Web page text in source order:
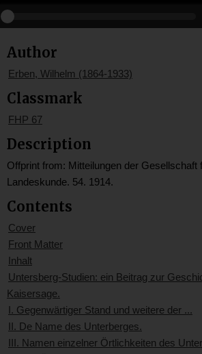
Author
Erben, Wilhelm (1864-1933)
Classmark
FHP 67
Description
Offprint from: Mitteilungen der Gesellschaft
Landeskunde. 54. 1914.
Contents
Cover
Front Matter
Inhalt
Untersberg-Studien: ein Beitrag zur
Kaisersage.
I. Gegenwärtiger Stand und weitere der ...
II. De Name des Unterberges.
III. Namen einzelner Örtlichkeiten des